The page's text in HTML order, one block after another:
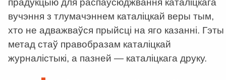
прадукцыю для распаўсюджвання каталіцкага
вучэння з тлумачэннем каталіцкай веры тым,
хто не адважваўся прыйсці на яго казанні. Гэты
метад стаў правобразам каталіцкай
журналістыкі, а пазней — каталіцкага друку.